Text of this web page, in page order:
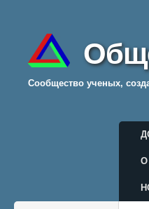
Cообщество ученых,
О